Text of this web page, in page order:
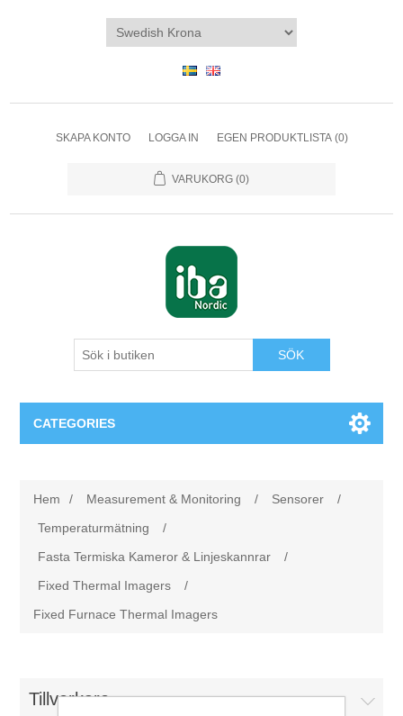
SKAPA KONTO LOGGA IN EGEN PRODUKTLISTA (0)
VARUKORG (0)
SÖK
CATEGORIES
Felsökning
Kvalitetsdokumentation
Produkter
Hem / Measurement & Monitoring / Sensorer
/
Temperaturmätning
/
Fasta Termiska Kameror & Linjeskannrar
/
Fixed Thermal Imagers
/
Fixed Furnace Thermal Imagers
Tillverkare